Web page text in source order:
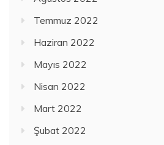
Temmuz 2022
Haziran 2022
Mayıs 2022
Nisan 2022
Mart 2022
Şubat 2022